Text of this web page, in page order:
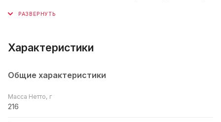
Характеристики
Общие характеристики
Масса Нетто, г
216